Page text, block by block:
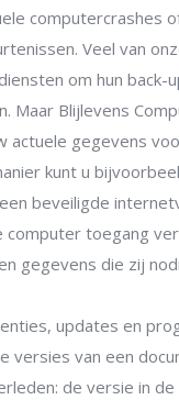
computercrashes
Veel van
om hun back-
Maar Blijlevens
gegevens
kunt u
beveiligde
computer toegang
gegevens die zij
updates en
versies van een
de versie in de